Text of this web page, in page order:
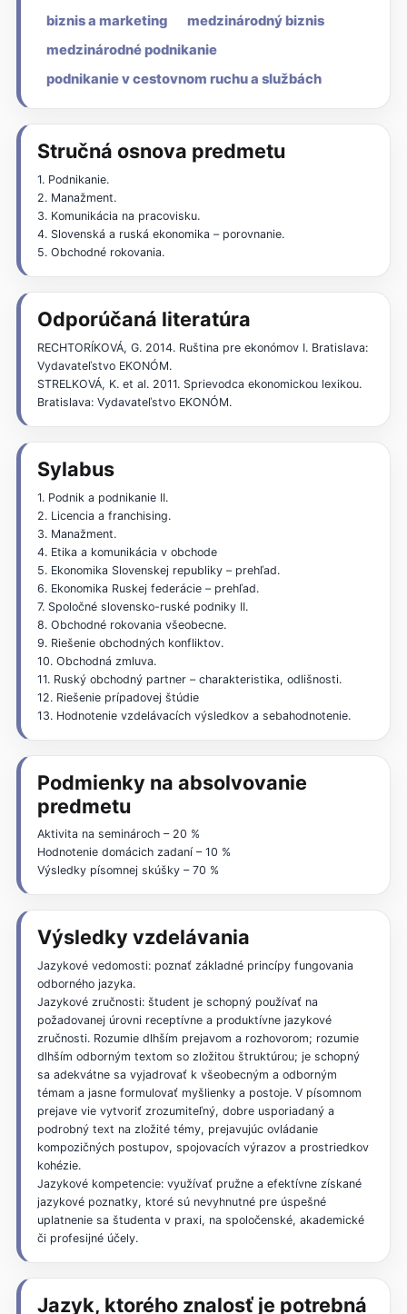
biznis a marketing
medzinárodný biznis
medzinárodné podnikanie
podnikanie v cestovnom ruchu a službách
Stručná osnova predmetu
1. Podnikanie.
2. Manažment.
3. Komunikácia na pracovisku.
4. Slovenská a ruská ekonomika – porovnanie.
5. Obchodné rokovania.
Odporúčaná literatúra
RECHTORÍKOVÁ, G. 2014. Ruština pre ekonómov I. Bratislava:
Vydavateľstvo EKONÓM.
STRELKOVÁ, K. et al. 2011. Sprievodca ekonomickou lexikou.
Bratislava: Vydavateľstvo EKONÓM.
Sylabus
1. Podnik a podnikanie II.
2. Licencia a franchising.
3. Manažment.
4. Etika a komunikácia v obchode
5. Ekonomika Slovenskej republiky – prehľad.
6. Ekonomika Ruskej federácie – prehľad.
7. Spoločné slovensko-ruské podniky II.
8. Obchodné rokovania všeobecne.
9. Riešenie obchodných konfliktov.
10. Obchodná zmluva.
11. Ruský obchodný partner – charakteristika, odlišnosti.
12. Riešenie prípadovej štúdie
13. Hodnotenie vzdelávacích výsledkov a sebahodnotenie.
Podmienky na absolvovanie
predmetu
Aktivita na seminároch – 20 %
Hodnotenie domácich zadaní – 10 %
Výsledky písomnej skúšky – 70 %
Výsledky vzdelávania
Jazykové vedomosti: poznať základné princípy fungovania
odborného jazyka.
Jazykové zručnosti: študent je schopný používať na
požadovanej úrovni receptívne a produktívne jazykové
zručnosti. Rozumie dlhším prejavom a rozhovorom; rozumie
dlhším odborným textom so zložitou štruktúrou; je schopný
sa adekvátne sa vyjadrovať k všeobecným a odborným
témam a jasne formulovať myšlienky a postoje. V písomnom
prejave vie vytvoriť zrozumiteľný, dobre usporiadaný a
podrobný text na zložité témy, prejavujúc ovládanie
kompozičných postupov, spojovacích výrazov a prostriedkov
kohézie.
Jazykové kompetencie: využívať pružne a efektívne získané
jazykové poznatky, ktoré sú nevyhnutné pre úspešné
uplatnenie sa študenta v praxi, na spoločenské, akademické
či profesijné účely.
Jazyk, ktorého znalosť je potrebná